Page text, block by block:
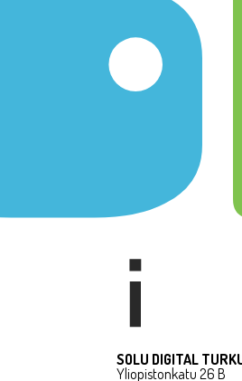
SOLU DIGITAL
Yliopistonkatu 26 B